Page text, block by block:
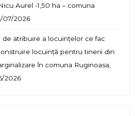
Aurel -1,50 ha – comuna
07/2026
de atribuire a locuințelor ce fac
locuință pentru tinerii din
în comuna Ruginoasa,
2026